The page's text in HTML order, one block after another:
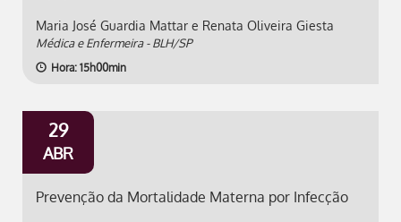
Maria José Guardia Mattar e Renata Oliveira Giesta
Médica e Enfermeira - BLH/SP
Hora: 15h00min
29
ABR
Prevenção da Mortalidade Materna por Infecção